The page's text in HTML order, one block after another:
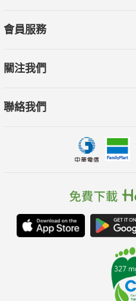
會員服務
關注我們
聯絡我們